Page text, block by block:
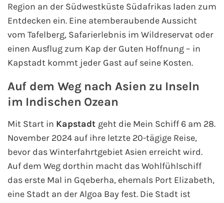
Region an der Südwestküste Südafrikas laden zum
Entdecken ein. Eine atemberaubende Aussicht
vom Tafelberg, Safarierlebnis im Wildreservat oder
einen Ausflug zum Kap der Guten Hoffnung – in
Kapstadt kommt jeder Gast auf seine Kosten.
Auf dem Weg nach Asien zu Inseln
im Indischen Ozean
Mit Start in Kapstadt geht die Mein Schiff 6 am 28.
November 2024 auf ihre letzte 20-tägige Reise,
bevor das Winterfahrtgebiet Asien erreicht wird.
Auf dem Weg dorthin macht das Wohlfühlschiff
das erste Mal in Gqeberha, ehemals Port Elizabeth,
eine Stadt an der Algoa Bay fest. Die Stadt ist